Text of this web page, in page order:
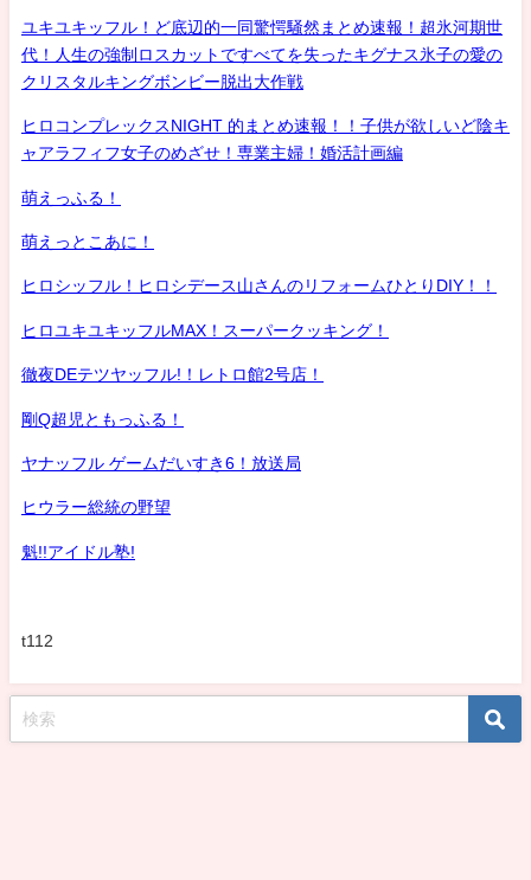
ユキユキッフル！ど底辺的一同驚愕騒然まとめ速報！超氷河期世
代！人生の強制ロスカットですべてを失ったキグナス氷子の愛の
クリスタルキングボンビー脱出大作戦
ヒロコンプレックスNIGHT 的まとめ速報！！子供が欲しいど陰キ
ャアラフィフ女子のめざせ！専業主婦！婚活計画編
萌えっふる！
萌えっとこあに！
ヒロシッフル！ヒロシデース山さんのリフォームひとりDIY！！
ヒロユキユキッフルMAX！スーパークッキング！
徹夜DEテツヤッフル!！レトロ館2号店！
剛Q超児ともっふる！
ヤナッフル ゲームだいすき6！放送局
ヒウラー総統の野望
魁!!アイドル塾!
t112